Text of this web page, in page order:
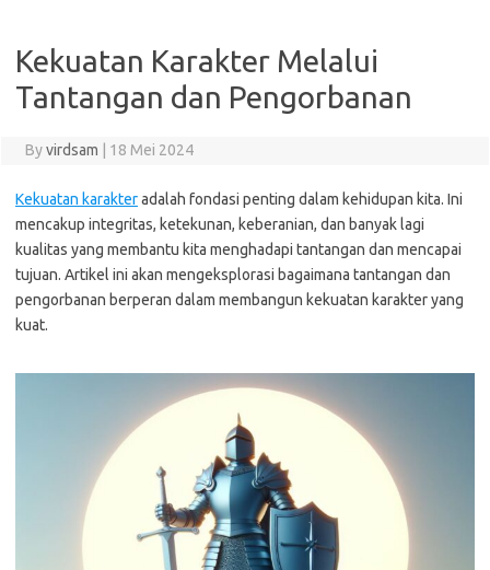
Kekuatan Karakter Melalui
Tantangan dan Pengorbanan
Byvirdsam 18 Mei 2024
Kekuatan karakteradalah fondasi penting dalam kehidupan kita. Ini
mencakup integritas, ketekunan, keberanian, dan banyak lagi
kualitas yang membantu kita menghadapi tantangan dan mencapai
tujuan. Artikel ini akan mengeksplorasi bagaimana tantangan dan
pengorbanan berperan dalam membangun kekuatan karakter yang
kuat.